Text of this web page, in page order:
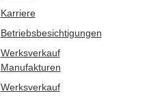
Karriere
Betriebsbesichtigungen
Werksverkauf
Manufakturen
Werksverkauf